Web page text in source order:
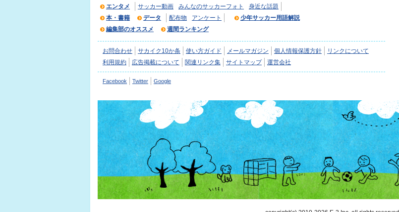
エンタメ
サッカー動画 みんなのサッカーフォト
身近な話題
本・書籍
データ 配布物 アンケート
少年サッカー用語解説
編集部のオススメ
週間ランキング
お問合わせ サカイク10か条 使い方ガイド メールマガジン 個人情報保護方針
リンクについて
利用規約
広告掲載について 関連リンク集 サイトマップ 運営会社
Facebook Twitter Google